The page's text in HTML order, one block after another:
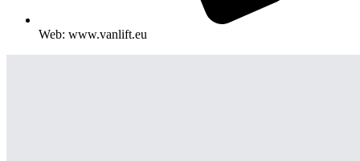
Web: www.vanlift.eu